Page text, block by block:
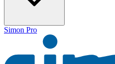
Simon Pro